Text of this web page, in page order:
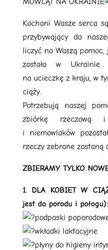
Kochani Wasze serca
przybywający do
liczyć na Waszą
została w
na ucieczkę z kraju, w
ciąży.
Potrzebują naszej
zbiórkę rzeczową
i niemowlaków
rzeczy zebrane zostaną
ZBIERAMY TYLKO
1. DLA KOBIET W
jest do porodu i połogu):
podpaski
wkładki laktacyjne
płyny do higieny